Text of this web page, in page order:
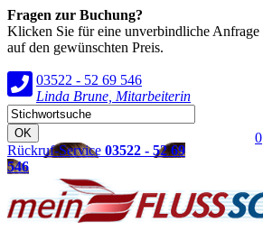
Fragen zur Buchung?
Klicken Sie für eine unverbindliche Anfrage
auf den gewünschten Preis.
03522 - 52 69 546
Linda Brune, Mitarbeiterin
0
Rückruf-Service 03522 - 52 69
546